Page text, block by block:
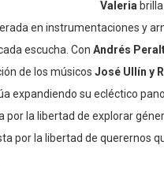
Valeria
en instrumentaciones y
escucha. Con Andrés
de los músicos José Ullín y
expandiendo su ecléctico
por la libertad de explorar
por la libertad de querernos